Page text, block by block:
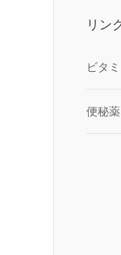
リン
ビタ
便秘